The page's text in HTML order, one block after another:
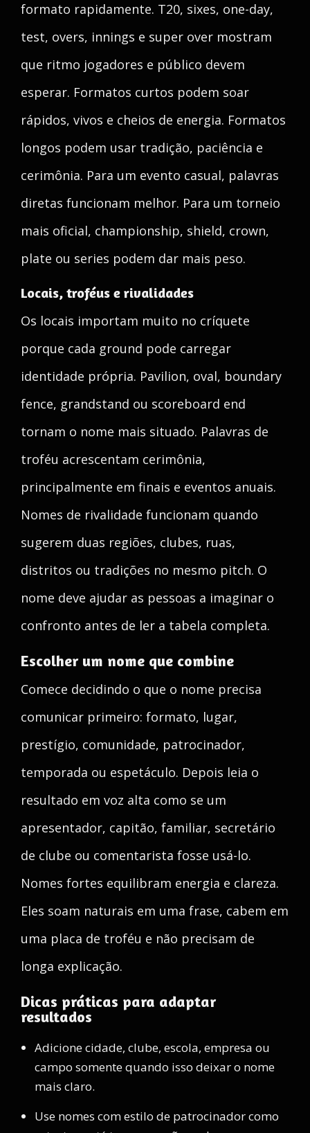
formato rapidamente. T20, sixes, one-day,
test, overs, innings e super over mostram
que ritmo jogadores e público devem
esperar. Formatos curtos podem soar
rápidos, vivos e cheios de energia. Formatos
longos podem usar tradição, paciência e
cerimônia. Para um evento casual, palavras
diretas funcionam melhor. Para um torneio
mais oficial, championship, shield, crown,
plate ou series podem dar mais peso.
Locais, troféus e rivalidades
Os locais importam muito no críquete
porque cada ground pode carregar
identidade própria. Pavilion, oval, boundary
fence, grandstand ou scoreboard end
tornam o nome mais situado. Palavras de
troféu acrescentam cerimônia,
principalmente em finais e eventos anuais.
Nomes de rivalidade funcionam quando
sugerem duas regiões, clubes, ruas,
distritos ou tradições no mesmo pitch. O
nome deve ajudar as pessoas a imaginar o
confronto antes de ler a tabela completa.
Escolher um nome que combine
Comece decidindo o que o nome precisa
comunicar primeiro: formato, lugar,
prestígio, comunidade, patrocinador,
temporada ou espetáculo. Depois leia o
resultado em voz alta como se um
apresentador, capitão, familiar, secretário
de clube ou comentarista fosse usá-lo.
Nomes fortes equilibram energia e clareza.
Eles soam naturais em uma frase, cabem em
uma placa de troféu e não precisam de
longa explicação.
Dicas práticas para adaptar
resultados
Adicione cidade, clube, escola, empresa ou
campo somente quando isso deixar o nome
mais claro.
Use nomes com estilo de patrocinador como